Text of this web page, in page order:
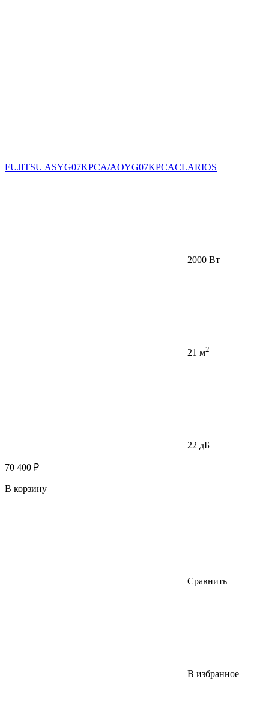
FUJITSU ASYG07KPCA/AOYG07KPCACLARIOS
2000 Вт
21 м2
22 дБ
70 400 ₽
В корзину
Сравнить
В избранное